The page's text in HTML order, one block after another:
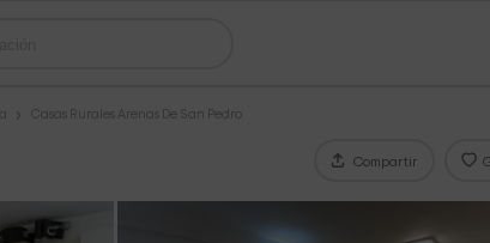
Casas Rurales Arenas De San Pedro
Compartir